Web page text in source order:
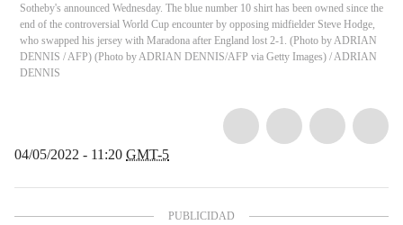
Sotheby's announced Wednesday. The blue number 10 shirt has been owned since the
end of the controversial World Cup encounter by opposing midfielder Steve Hodge,
who swapped his jersey with Maradona after England lost 2-1. (Photo by ADRIAN
DENNIS / AFP) (Photo by ADRIAN DENNIS/AFP via Getty Images) /ADRIAN
DENNIS
04/05/2022 - 11:20 GMT-5